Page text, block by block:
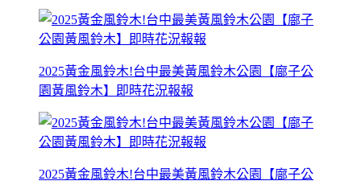
2025黃金風鈴木!台中最美黃風鈴木公園【廍子公
園黃風鈴木】即時花況報報
2025黃金風鈴木!台中最美黃風鈴木公園【廍子公